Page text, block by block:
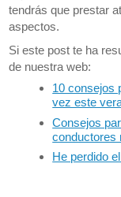
tendrás que prestar
aspectos.
Si este post te ha
de nuestra web:
10 consejos
vez este
Consejos
conductores
He perdido